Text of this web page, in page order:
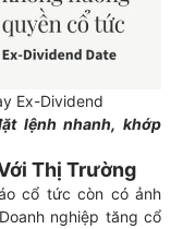
Ex-Dividend
lệnh nhanh, khớp
Thị Trường
cổ tức còn có ảnh
nghiệp tăng cổ